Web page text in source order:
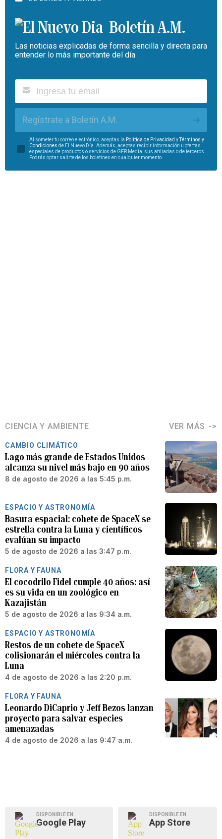
Boletín A.M.
Las noticias explicadas de forma sencilla y directa para
entender lo más importante del día.
Regístrate a Boletín A.M.
Al someter tu correo electrónico, aceptas la Política de Privacidad yTérminos y
Condiciones de El Nuevo Día. Además, aceptas recibir información u ofertas
especiales de productos o servicios de GFR Media, sus afiliadas o de terceros.
Podrás optar salirte de los boletines en cualquier momento.
CIENCIA Y AMBIENTE VER MÁS
CAMBIO CLIMÁTICO
Lago más grande de Estados Unidos
alcanza su nivel más bajo en 90 años
8 de agosto de 2026 a las 5:45 p.m.
ESPACIO Y ASTRONOMÍA
Basura espacial: cohete de SpaceX se
estrella contra la Luna y científicos
evalúan su impacto
5 de agosto de 2026 a las 3:47 p.m.
FLORA Y FAUNA
El cocodrilo Fidel cumple 40 años: así
es su vida en un zoológico en
Kazajistán
5 de agosto de 2026 a las 9:34 a.m.
ESPACIO Y ASTRONOMÍA
Restos de un cohete de SpaceX
colisionarán el miércoles contra la
Luna
4 de agosto de 2026 a las 2:20 p.m.
FLORA Y FAUNA
Leonardo DiCaprio y Jeff Bezos lanzan
proyecto para salvar especies
amenazadas
4 de agosto de 2026 a las 9:47 a.m.
DISPONIBLE EN
Google Play
DISPONIBLE EN
App Store